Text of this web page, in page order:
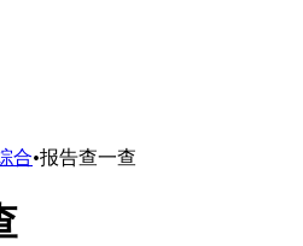
合•报告查一查